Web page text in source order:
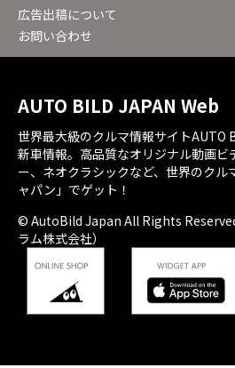
広告出稿について
お問い合わせ
AUTO BILD JAPAN Web
世界最大級のクルマ情報サイトAUTO
新車情報。高品質なオリジナル動画ビ
ー、ネオクラシックなど、世界のクル
ャパン」でゲット！
© AutoBild Japan All Rights
ラム株式会社）